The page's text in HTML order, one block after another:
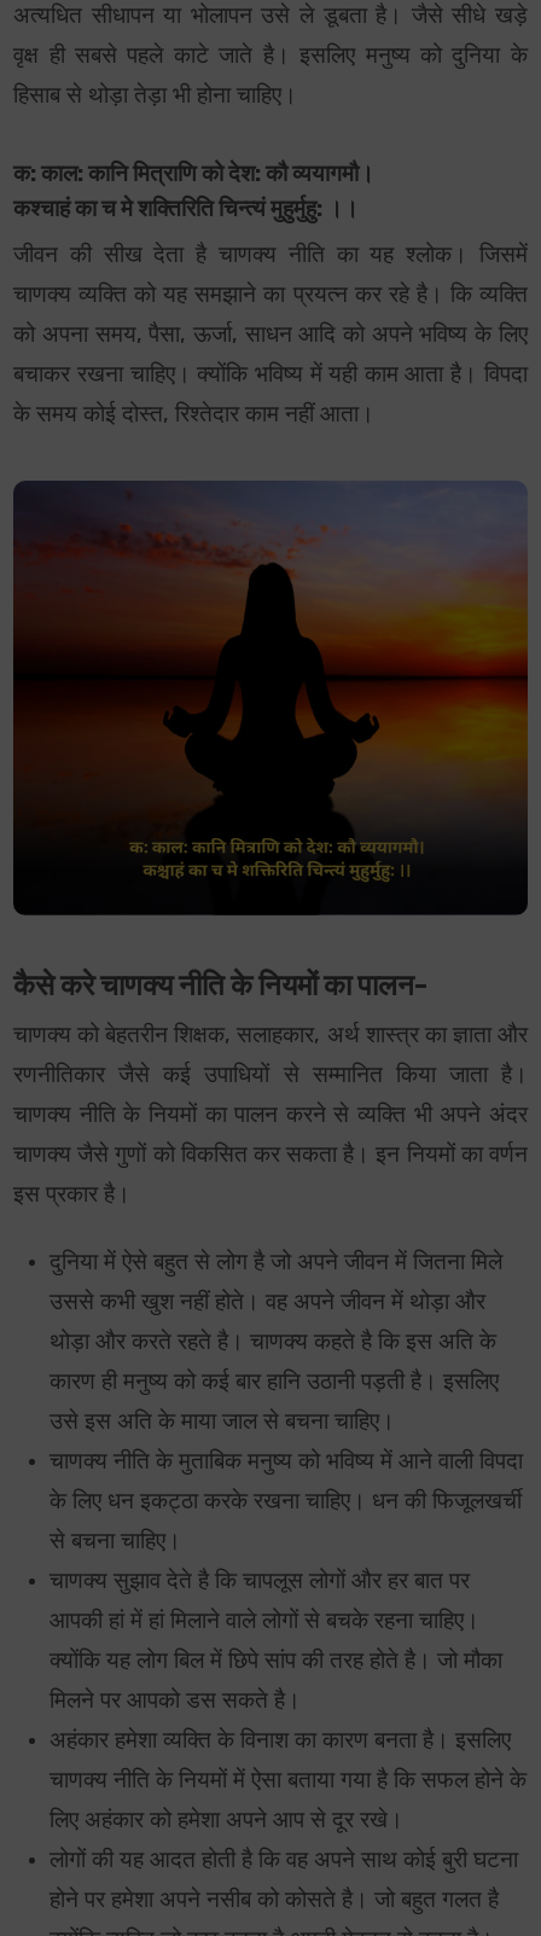
अत्यधित सीधापन या भोलापन उसे ले डूबता है। जैसे सीधे खड़े
वृक्ष ही सबसे पहले काटे जाते है। इसलिए मनुष्य को दुनिया के
हिसाब से थोड़ा तेड़ा भी होना चाहिए।
क: काल: कानि मित्राणि को देश: कौ व्ययागमौ।
कश्चाहं का च मे शक्तिरिति चिन्त्यं मुहुर्मुहु: ।।
जीवन की सीख देता है चाणक्य नीति का यह श्लोक। जिसमें
चाणक्य व्यक्ति को यह समझाने का प्रयत्न कर रहे है। कि व्यक्ति
को अपना समय, पैसा, ऊर्जा, साधन आदि को अपने भविष्य के लिए
बचाकर रखना चाहिए। क्योंकि भविष्य में यही काम आता है। विपदा
के समय कोई दोस्त, रिश्तेदार काम नहीं आता।
कैसे करे चाणक्य नीति के नियमों का पालन-
चाणक्य को बेहतरीन शिक्षक, सलाहकार, अर्थ शास्त्र का ज्ञाता और
रणनीतिकार जैसे कई उपाधियों से सम्मानित किया जाता है।
चाणक्य नीति के नियमों का पालन करने से व्यक्ति भी अपने अंदर
चाणक्य जैसे गुणों को विकसित कर सकता है। इन नियमों का वर्णन
इस प्रकार है।
दुनिया में ऐसे बहुत से लोग है जो अपने जीवन में जितना मिले
उससे कभी खुश नहीं होते। वह अपने जीवन में थोड़ा और
थोड़ा और करते रहते है। चाणक्य कहते है कि इस अति के
कारण ही मनुष्य को कई बार हानि उठानी पड़ती है। इसलिए
उसे इस अति के माया जाल से बचना चाहिए।
चाणक्य नीति के मुताबिक मनुष्य को भविष्य में आने वाली विपदा
के लिए धन इकट्ठा करके रखना चाहिए। धन की फिजूलखर्ची
से बचना चाहिए।
चाणक्य सुझाव देते है कि चापलूस लोगों और हर बात पर
आपकी हां में हां मिलाने वाले लोगों से बचके रहना चाहिए।
क्योंकि यह लोग बिल में छिपे सांप की तरह होते है। जो मौका
मिलने पर आपको डस सकते है।
अहंकार हमेशा व्यक्ति के विनाश का कारण बनता है। इसलिए
चाणक्य नीति के नियमों में ऐसा बताया गया है कि सफल होने के
लिए अहंकार को हमेशा अपने आप से दूर रखे।
लोगों की यह आदत होती है कि वह अपने साथ कोई बुरी घटना
होने पर हमेशा अपने नसीब को कोसते है। जो बहुत गलत है